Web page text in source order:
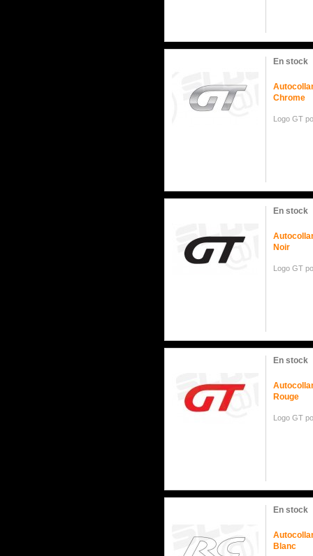
En stock
Chrome
Logo GT
En stock
Noir
Logo GT
En stock
Rouge
Logo GT
En stock
Blanc